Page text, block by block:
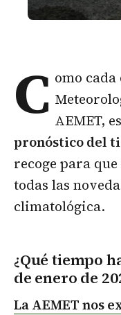
C omo
AEMET,
pronóstico del
recoge para
todas las
climatológica.
¿Qué tiempo
de enero de
La AEMET nos